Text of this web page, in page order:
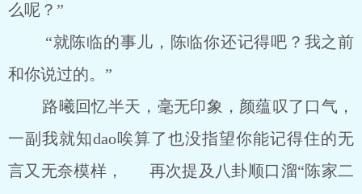
么呢？”
“就陈临的事儿，陈临你还记得吧？我之前
和你说过的。”
路曦回忆半天，毫无印象，颜蕴叹了口气，
一副我就知dao唉算了也没指望你能记得住的无
言又无奈模样， 再次提及八卦顺口溜“陈家二